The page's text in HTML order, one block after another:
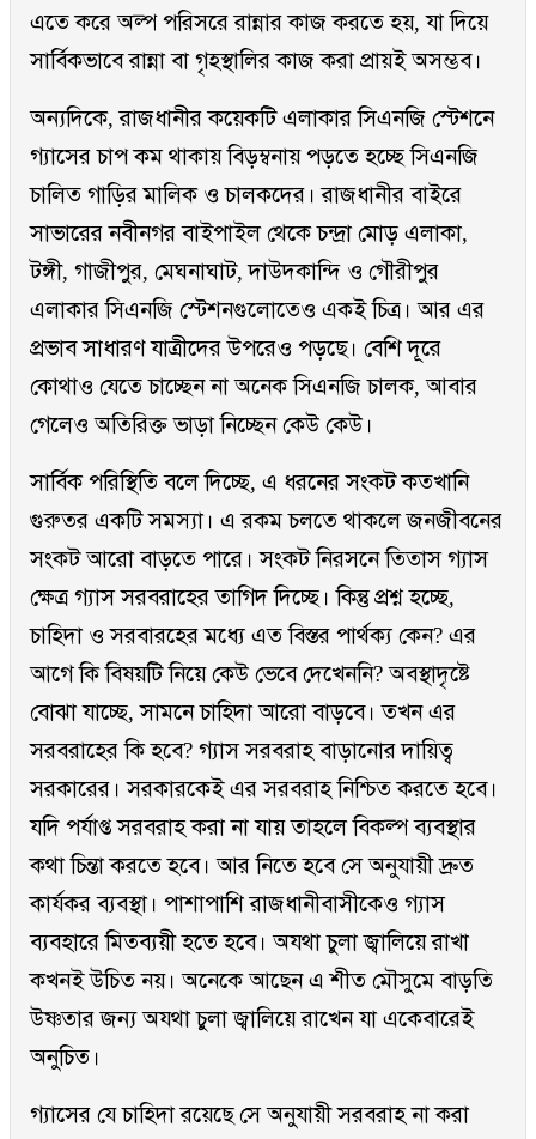
এতে করে অল্প পরিসরে রান্নার কাজ করতে হয়, যা দিয়ে
সার্বিকভাবে রান্না বা গৃহস্থালির কাজ করা প্রায়ই অসম্ভব।
অন্যদিকে, রাজধানীর কয়েকটি এলাকার সিএনজি স্টেশনে
গ্যাসের চাপ কম থাকায় বিড়ম্বনায় পড়তে হচ্ছে সিএনজি
চালিত গাড়ির মালিক ও চালকদের। রাজধানীর বাইরে
সাভারের নবীনগর বাইপাইল থেকে চন্দ্রা মোড় এলাকা,
টঙ্গী, গাজীপুর, মেঘনাঘাট, দাউদকান্দি ও গৌরীপুর
এলাকার সিএনজি স্টেশনগুলোতেও একই চিত্র। আর এর
প্রভাব সাধারণ যাত্রীদের উপরেও পড়ছে। বেশি দূরে
কোথাও যেতে চাচ্ছেন না অনেক সিএনজি চালক, আবার
গেলেও অতিরিক্ত ভাড়া নিচ্ছেন কেউ কেউ।
সার্বিক পরিস্থিতি বলে দিচ্ছে, এ ধরনের সংকট কতখানি
গুরুতর একটি সমস্যা। এ রকম চলতে থাকলে জনজীবনের
সংকট আরো বাড়তে পারে। সংকট নিরসনে তিতাস গ্যাস
ক্ষেত্র গ্যাস সরবরাহের তাগিদ দিচ্ছে। কিন্তু প্রশ্ন হচ্ছে,
চাহিদা ও সরবারহের মধ্যে এত বিস্তর পার্থক্য কেন? এর
আগে কি বিষয়টি নিয়ে কেউ ভেবে দেখেননি? অবস্থাদৃষ্টে
বোঝা যাচ্ছে, সামনে চাহিদা আরো বাড়বে। তখন এর
সরবরাহের কি হবে? গ্যাস সরবরাহ বাড়ানোর দায়িত্ব
সরকারের। সরকারকেই এর সরবরাহ নিশ্চিত করতে হবে।
যদি পর্যাপ্ত সরবরাহ করা না যায় তাহলে বিকল্প ব্যবস্থার
কথা চিন্তা করতে হবে। আর নিতে হবে সে অনুযায়ী দ্রুত
কার্যকর ব্যবস্থা। পাশাপাশি রাজধানীবাসীকেও গ্যাস
ব্যবহারে মিতব্যয়ী হতে হবে। অযথা চুলা জ্বালিয়ে রাখা
কখনই উচিত নয়। অনেকে আছেন এ শীত মৌসুমে বাড়তি
উষ্ণতার জন্য অযথা চুলা জ্বালিয়ে রাখেন যা একেবারেই
অনুচিত।
গ্যাসের যে চাহিদা রয়েছে সে অনুযায়ী সরবরাহ না করা